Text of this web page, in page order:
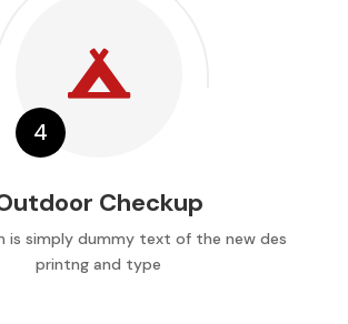

Checkup
is simply dummy text of the new des
printng and type